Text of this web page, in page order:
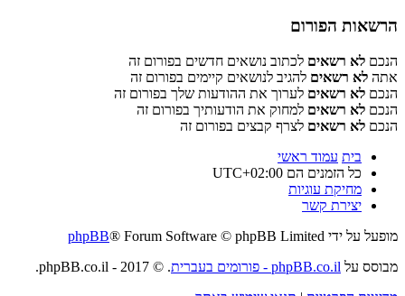
הרשאות הפורום
הנכם לא רשאים לכתוב נושאים חדשים בפורום זה
אתה לא רשאים להגיב לנושאים קיימים בפורום זה
הנכם לא רשאים לערוך את ההודעות שלך בפורום זה
הנכם לא רשאים למחוק את הודעותיך בפורום זה
הנכם לא רשאים לצרף קבצים בפורום זה
בית עמוד ראשי
כל הזמנים הם UTC+02:00
מחיקת עוגיות
יצירת קשר
מופעל על ידי
phpBB® Forum Software © phpBB Limited
מבוסס על phpBB.co.il - פורומים בעברית
. © 2017 - phpBB.co.il.